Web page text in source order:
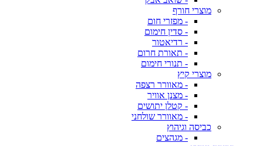
מוצרי חורף
- מפזרי חום
- סדין חימום
- רדיאטור
- תאורת חרום
- תנורי חימום
מוצרי קיץ
- מאוורר רצפה
- מצנן אוויר
- קטלן יתושים
- מאוורר שולחני
כביסה וגיהוץ
- מגהצים